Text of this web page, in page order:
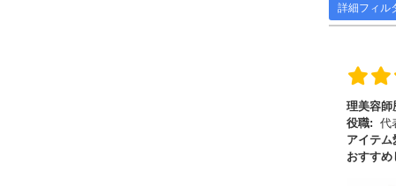
詳細フィル
理美容師
役職: 代
アイテム
おすす